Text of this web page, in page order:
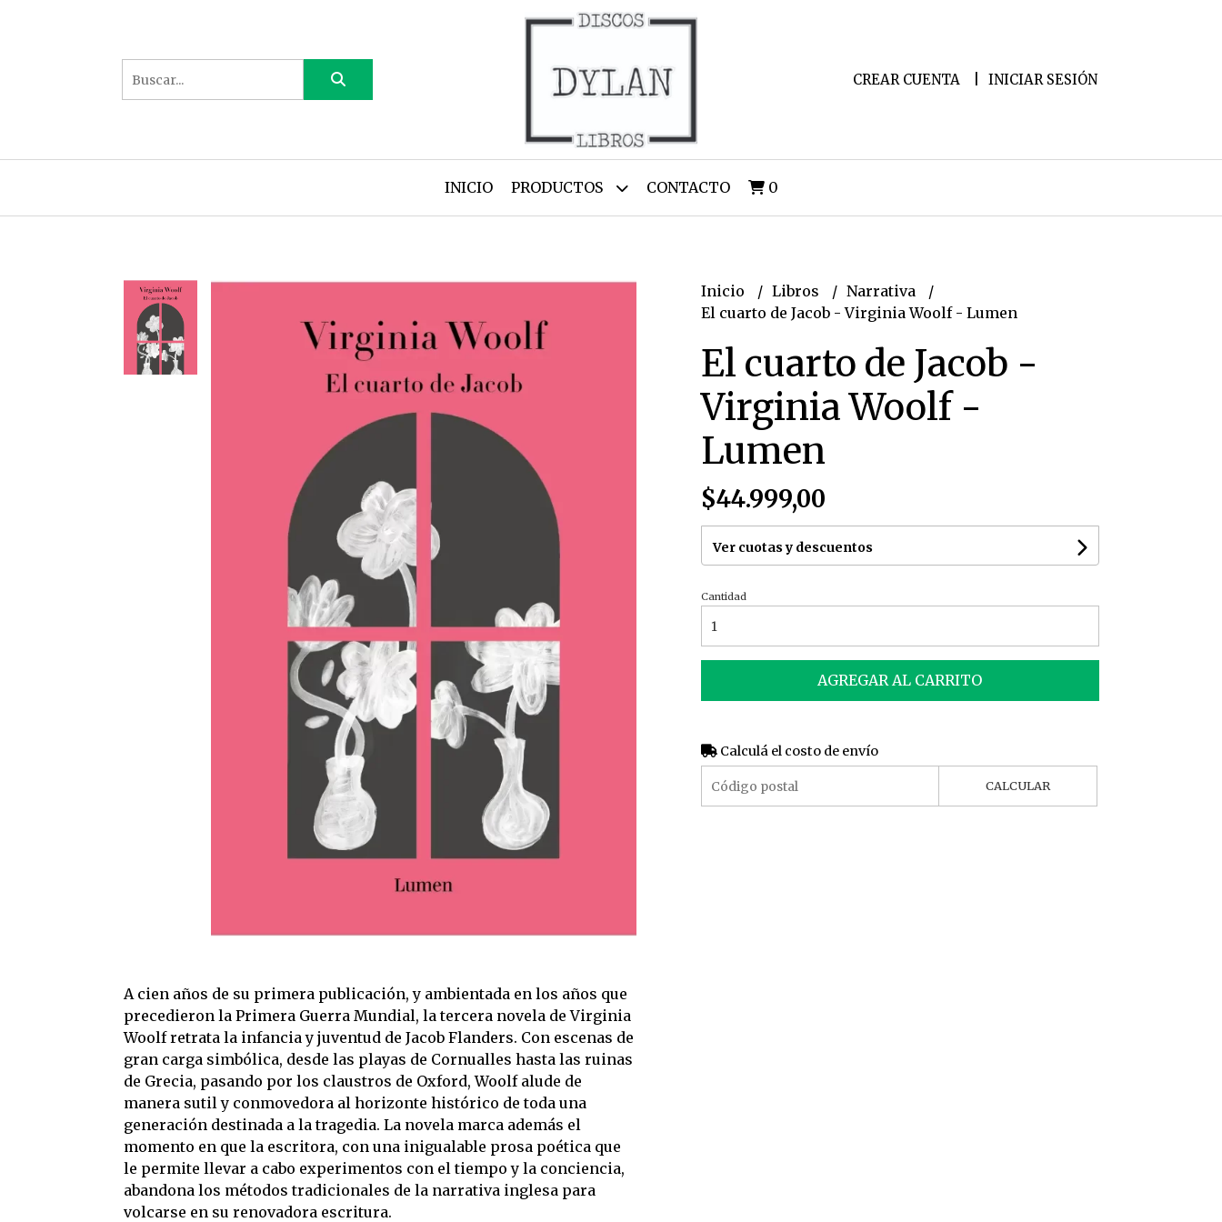
CREAR CUENTA INICIAR SESIÓN
INICIO PRODUCTOS CONTACTO 0
A cien años de su primera publicación, y ambientada en los años que
precedieron la Primera Guerra Mundial, la tercera novela de Virginia
Woolf retrata la infancia y juventud de Jacob Flanders. Con escenas de
gran carga simbólica, desde las playas de Cornualles hasta las ruinas
de Grecia, pasando por los claustros de Oxford, Woolf alude de
manera sutil y conmovedora al horizonte histórico de toda una
generación destinada a la tragedia. La novela marca además el
momento en que la escritora, con una inigualable prosa poética que
le permite llevar a cabo experimentos con el tiempo y la conciencia,
abandona los métodos tradicionales de la narrativa inglesa para
volcarse en su renovadora escritura.
Inicio Libros
Narrativa
El cuarto de Jacob - Virginia Woolf - Lumen
El cuarto de Jacob -
Virginia Woolf -
Lumen
$44.999,00
Ver cuotas y descuentos
Cantidad
AGREGAR AL CARRITO
Calculá el costo de envío
CALCULAR